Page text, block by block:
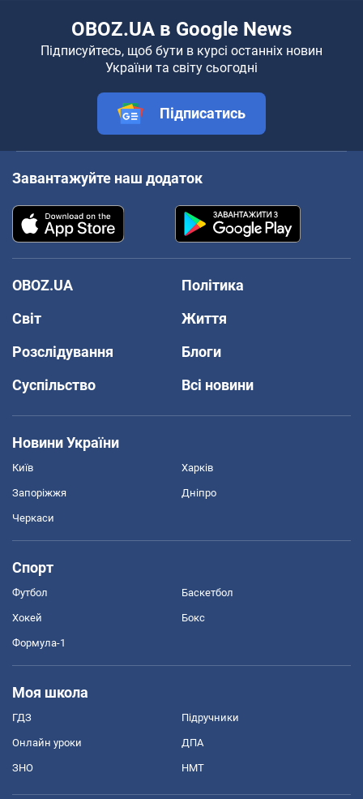
OBOZ.UA в Google News
Підписуйтесь, щоб бути в курсі останніх новин
України та світу сьогодні
Підписатись
Завантажуйте наш додаток
OBOZ.UA
Політика
Світ
Життя
Розслідування
Блоги
Суспільство
Всі новини
Новини України
Київ Харків
Запоріжжя Дніпро
Черкаси
Спорт
Футбол Баскетбол
Хокей Бокс
Формула-1
Моя школа
ГДЗ Підручники
Онлайн уроки ДПА
ЗНО НМТ